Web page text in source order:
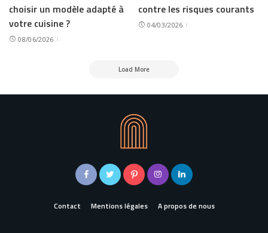
choisir un modèle adapté à
votre cuisine ?
08/06/2026
contre les risques courants
04/03/2026
Load More
Contact Mentions légales A propos de nous